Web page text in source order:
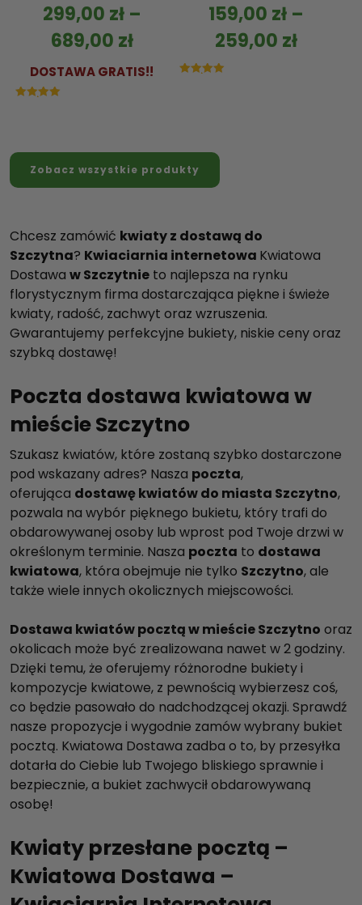
299,00 zł–
689,00 zł
DOSTAWA GRATIS!!
159,00 zł –
259,00 zł
Zobacz wszystkie produkty
Chcesz zamówić kwiaty z dostawą do
Szczytna? Kwiaciarnia internetowa Kwiatowa
Dostawa w Szczytnie to najlepsza na rynku
florystycznym firma dostarczająca piękne i świeże
kwiaty, radość, zachwyt oraz wzruszenia.
Gwarantujemy perfekcyjne bukiety, niskie ceny oraz
szybką dostawę!
Poczta dostawa kwiatowa w
mieście Szczytno
Szukasz kwiatów, które zostaną szybko dostarczone
pod wskazany adres? Nasza poczta,
oferująca dostawę kwiatów do miasta Szczytno,
pozwala na wybór pięknego bukietu, który trafi do
obdarowywanej osoby lub wprost pod Twoje drzwi w
określonym terminie. Nasza poczta to dostawa
kwiatowa, która obejmuje nie tylko Szczytno, ale
także wiele innych okolicznych miejscowości.
Dostawa kwiatów pocztą w mieście Szczytno oraz
okolicach może być zrealizowana nawet w 2 godziny.
Dzięki temu, że oferujemy różnorodne bukiety i
kompozycje kwiatowe, z pewnością wybierzesz coś,
co będzie pasowało do nadchodzącej okazji. Sprawdź
nasze propozycje i wygodnie zamów wybrany bukiet
pocztą. Kwiatowa Dostawa zadba o to, by przesyłka
dotarła do Ciebie lub Twojego bliskiego sprawnie i
bezpiecznie, a bukiet zachwycił obdarowywaną
osobę!
Kwiaty przesłane pocztą –
Kwiatowa Dostawa –